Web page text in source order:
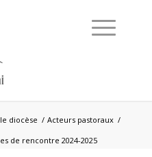
diocèse / Acteurs pastoraux /
de rencontre 2024-2025